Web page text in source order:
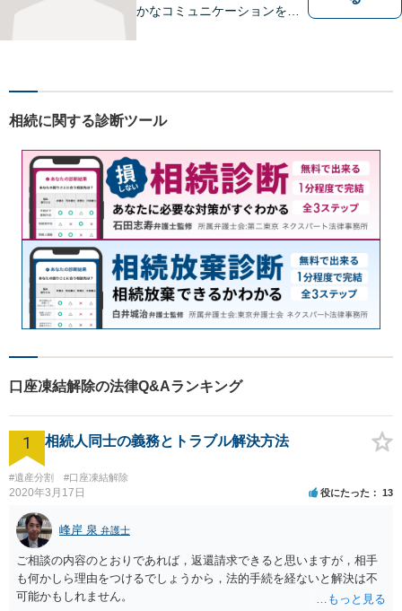
かなコミュニケーションを大
ら、お早めにご相談くださ
分】【駐車場あり】
相続に関する診断ツール
口座凍結解除の法律Q&Aランキング
1 相続人同士の義務とトラブル解決方法
#遺産分割 #口座凍結解除
2020年3月17日 役にたった 13
峰岸 泉 弁護士
ご相談の内容のとおりであれば，返還請求できると思いますが，相手
も何かしら理由をつけるでしょうから，法的手続を経ないと解決は不
可能かもしれません。